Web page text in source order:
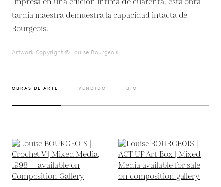
tardía maestra demuestra la capacidad intacta de
Bourgeois.
Artwork Copyright © Louise Bourgeois
OBRAS DE ARTE VENDIDO BIO